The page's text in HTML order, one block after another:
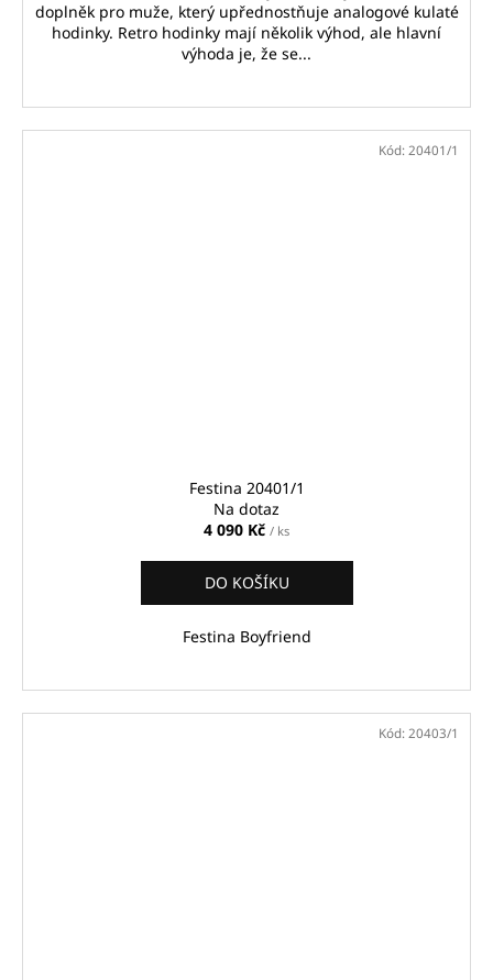
doplněk pro muže, který upřednostňuje analogové kulaté
hodinky. Retro hodinky mají několik výhod, ale hlavní
výhoda je, že se...
Festina 20401/1
Na dotaz
4 090 Kč / ks
DO KOŠÍKU
Festina Boyfriend
Kód: 20401/1
Kód: 20403/1